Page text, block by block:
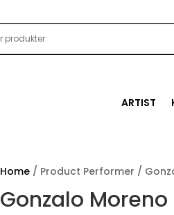
ARTIST
Home/ Product Performer /
Gonzalo